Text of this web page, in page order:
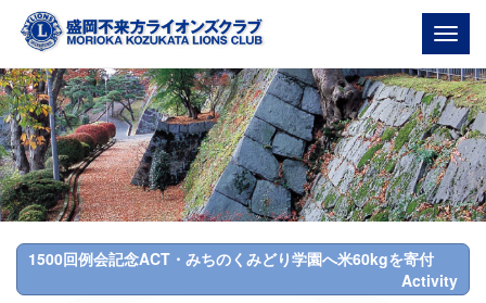
1500回例会記念ACT・みちのくみどり学園へ米60kgを寄付
Activity